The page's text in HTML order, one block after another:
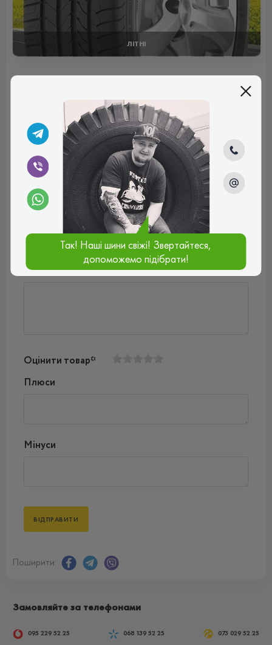
ЛІТНІ
Поки немає коментарів
Написати коментар
Ім'я*
Ваш e-mail*
Введіть коментар*
Оцінити товар*
Плюси
Мінуси
Поширити:
Замовляйте за телефонами
095 229 52 25 068 139 52 25 073 029 52 25
Так! Наші шини свіжі! Звертайтеся,
допоможемо підібрати!